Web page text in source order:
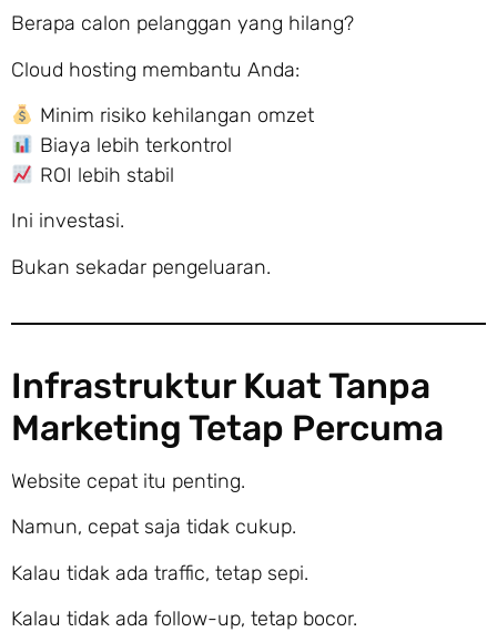
Berapa calon pelanggan yang hilang?
Cloud hosting membantu Anda:
Minim risiko kehilangan omzet
Biaya lebih terkontrol
ROI lebih stabil
Ini investasi.
Bukan sekadar pengeluaran.
Infrastruktur Kuat Tanpa
Marketing Tetap Percuma
Website cepat itu penting.
Namun, cepat saja tidak cukup.
Kalau tidak ada traffic, tetap sepi.
Kalau tidak ada follow-up, tetap bocor.